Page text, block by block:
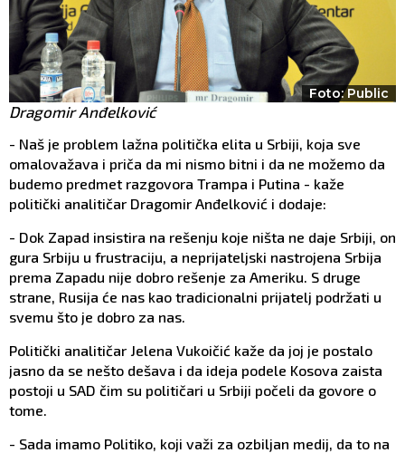
Foto: Public
Dragomir Anđelković
- Naš je problem lažna politička elita u Srbiji, koja sve
omalovažava i priča da mi nismo bitni i da ne možemo da
budemo predmet razgovora Trampa i Putina - kaže
politički analitičar Dragomir Anđelković i dodaje:
- Dok Zapad insistira na rešenju koje ništa ne daje Srbiji, on
gura Srbiju u frustraciju, a neprijateljski nastrojena Srbija
prema Zapadu nije dobro rešenje za Ameriku. S druge
strane, Rusija će nas kao tradicionalni prijatelj podržati u
svemu što je dobro za nas.
Politički analitičar Jelena Vukoičić kaže da joj je postalo
jasno da se nešto dešava i da ideja podele Kosova zaista
postoji u SAD čim su političari u Srbiji počeli da govore o
tome.
- Sada imamo Politiko, koji važi za ozbiljan medij, da to na